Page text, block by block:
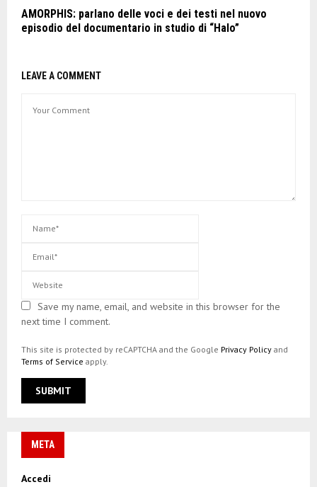
AMORPHIS: parlano delle voci e dei testi nel nuovo
episodio del documentario in studio di “Halo”
LEAVE A COMMENT
Save my name, email, and website in this browser for the
next time I comment.
This site is protected by reCAPTCHA and the Google Privacy Policy and
Terms of Service apply.
META
Accedi